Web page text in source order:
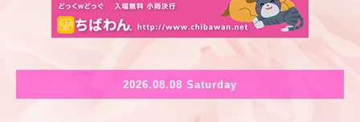
2026.08.08 Saturday